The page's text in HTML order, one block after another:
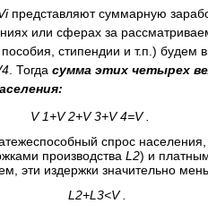
представляют суммарную
или сферах за
стипендии и т.п.) будем
. Тогда сумма этих четырех
V 1+V 2+V 3+V
спрос
производства L2) и
эти издержки значительно
L2+L3<V .